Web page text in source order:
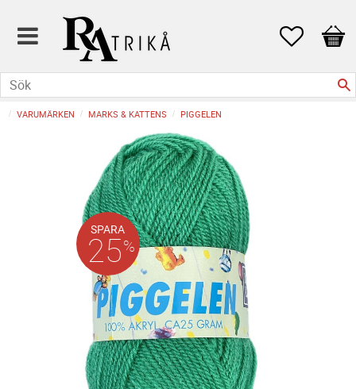
Favoriter
VARUMÄRKEN MARKS & KATTENS PIGGELEN
SPARA
25%